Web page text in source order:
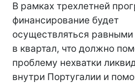
В рамках трехлетней
финансирование будет
осуществляться
в квартал, что должно
проблему нехватки
внутри Португалии и